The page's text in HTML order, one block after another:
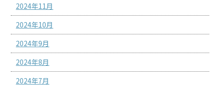
2024年11月
2024年10月
2024年9月
2024年8月
2024年7月